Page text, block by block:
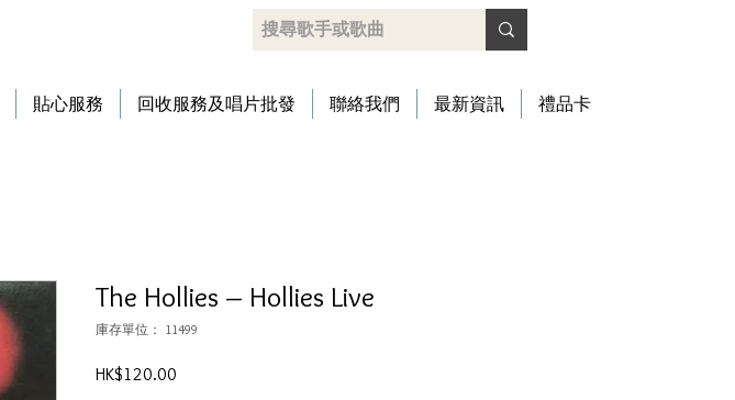
貼心服務 回收服務及唱片批發 聯絡我們 最新資訊 禮品卡
The Hollies – Hollies Live
庫存單位： 11499
HK$120.00